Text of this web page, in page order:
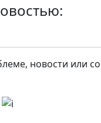
новости или